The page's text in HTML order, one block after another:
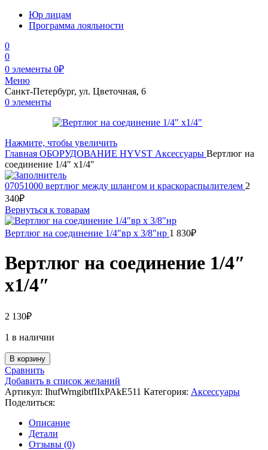
Юр лицам
Программа лояльности
0
0
0 элементы 0₽
Меню
Санкт-Петербург, ул. Цветочная, 6
0 элементы
Нажмите, чтобы увеличить
Главная ОБОРУДОВАНИЕ HYVST Аксессуары Вертлюг на
соединение 1/4″ x1/4″
07051000 вертлюг между шлангом и краскораспылителем 2
340₽
Вернуться к товарам
Вертлюг на соединение 1/4"вр x 3/8"нр 1 830₽
Вертлюг на соединение 1/4″
x1/4″
2 130₽
1 в наличии
Количество
товара
Вертлюг
на
соединение
1/4"
x1/4"
В корзину
Сравнить
Добавить в список желаний
Артикул: IhufWrngibtfIIxPAkE511 Категория: Аксессуары
Поделиться:
Описание
Детали
Отзывы (0)